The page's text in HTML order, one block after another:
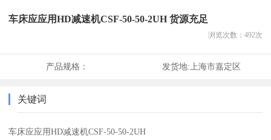
车床应应用HD减速机CSF-50-50-2UH 货源充足
浏览次数： 492次
产品规格： 发货地: 上海市嘉定区
关键词
车床应应用HD减速机CSF-50-50-2UH